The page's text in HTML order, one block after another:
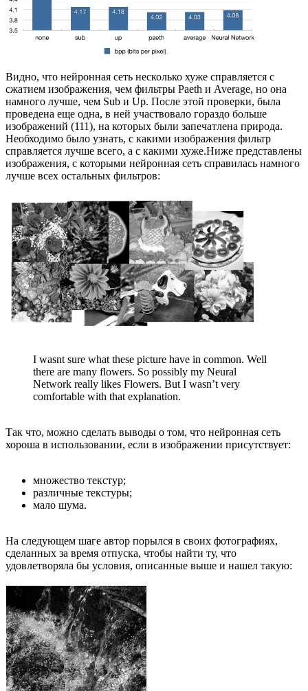
Видно, что нейронная сеть несколько хуже справляется с
сжатием изображения, чем фильтры Paeth и Average, но она
намного лучше, чем Sub и Up. После этой проверки, была
проведена еще одна, в ней участвовало гораздо больше
изображений (111), на которых были запечатлена природа.
Необходимо было узнать, с какими изображения фильтр
справляется лучше всего, а с какими хуже.Ниже представлены
изображения, с которыми нейронная сеть справилась намного
лучше всех остальных фильтров:
I wasnt sure what these picture have in common. Well
there are many flowers. So possibly my Neural
Network really likes Flowers. But I wasn’t very
comfortable with that explanation.
Так что, можно сделать выводы о том, что нейронная сеть
хороша в использовании, если в изображении присутствует:
множество текстур;
различные текстуры;
мало шума.
На следующем шаге автор порылся в своих фотографиях,
сделанных за время отпуска, чтобы найти ту, что
удовлетворяла бы условия, описанные выше и нашел такую: